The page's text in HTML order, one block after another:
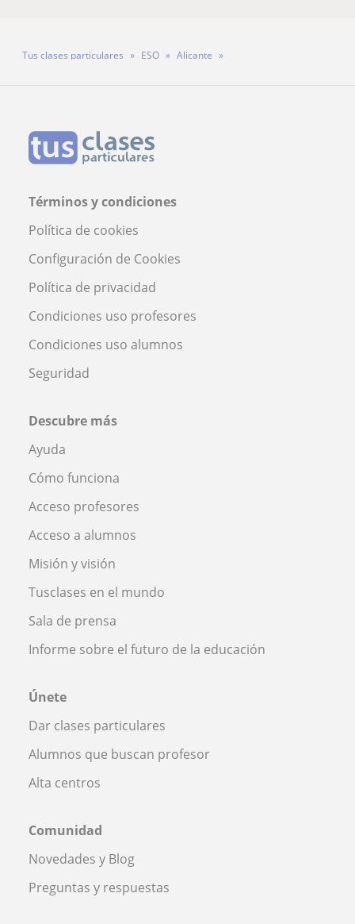
Tus clases particulares ESO
Alicante
Términos y condiciones
Política de cookies
Configuración de Cookies
Política de privacidad
Condiciones uso profesores
Condiciones uso alumnos
Seguridad
Descubre más
Ayuda
Cómo funciona
Acceso profesores
Acceso a alumnos
Misión y visión
Tusclases en el mundo
Sala de prensa
Informe sobre el futuro de la educación
Únete
Dar clases particulares
Alumnos que buscan profesor
Alta centros
Comunidad
Novedades y Blog
Preguntas y respuestas